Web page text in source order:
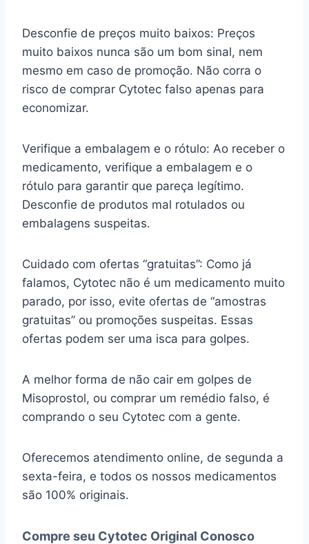
Desconfie de preços muito baixos: Preços
muito baixos nunca são um bom sinal, nem
mesmo em caso de promoção. Não corra o
risco de comprar Cytotec falso apenas para
economizar.
Verifique a embalagem e o rótulo: Ao receber o
medicamento, verifique a embalagem e o
rótulo para garantir que pareça legítimo.
Desconfie de produtos mal rotulados ou
embalagens suspeitas.
Cuidado com ofertas “gratuitas”: Como já
falamos, Cytotec não é um medicamento muito
parado, por isso, evite ofertas de “amostras
gratuitas” ou promoções suspeitas. Essas
ofertas podem ser uma isca para golpes.
A melhor forma de não cair em golpes de
Misoprostol, ou comprar um remédio falso, é
comprando o seu Cytotec com a gente.
Oferecemos atendimento online, de segunda a
sexta-feira, e todos os nossos medicamentos
são 100% originais.
Compre seu Cytotec Original Conosco